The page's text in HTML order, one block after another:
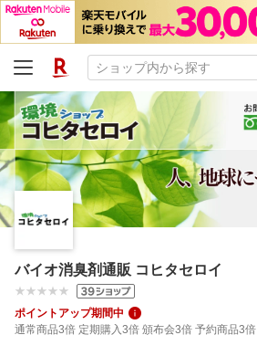
バイオ消臭剤通販 コヒタセロイ
ポイントアップ期間中
通常商品3倍 定期購入3倍 頒布会3倍 予約商品3倍